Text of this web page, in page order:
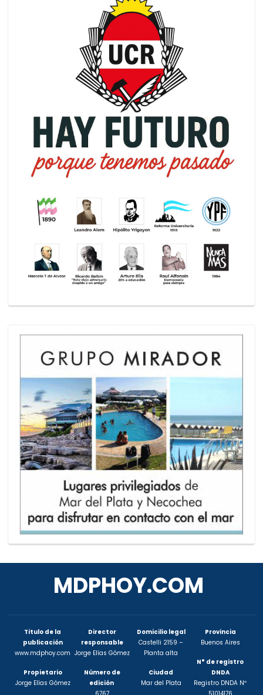
MDPHOY.COM
Titulo de la
publicación
www.mdphoy.com
Propietario
Jorge Elías Gómez
Director
responsable
Jorge Elías Gómez
Número de
edición
Domicilio legal
Castelli 2159 –
Planta alta
Ciudad
Mar del Plata
Provincia
Buenos Aires
N° de registro
DNDA
Registro DNDA Nº